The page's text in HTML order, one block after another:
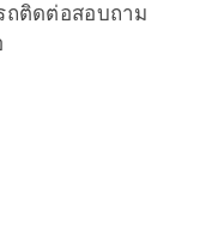
ถติดต่อสอบถาม